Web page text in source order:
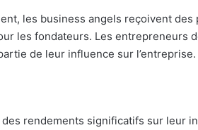
les business angels reçoivent des
les fondateurs. Les entrepreneurs
de leur influence sur l’entreprise.
rendements significatifs sur leur